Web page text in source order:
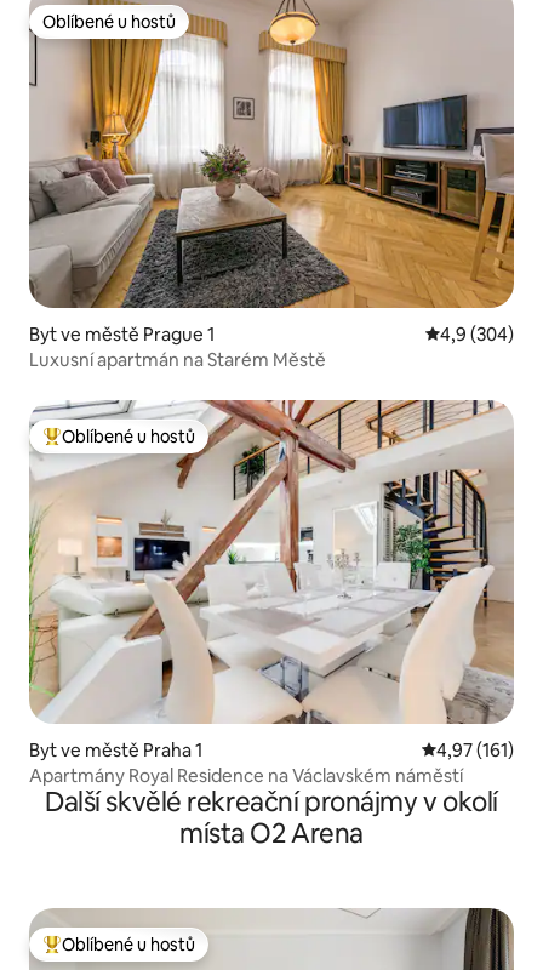
Oblíbené u hostů
Oblíbené u hostů
Byt ve městě Prague 1 Průměrné
4,9 (304)
Luxusní apartmán na Starém Městě
Nejlepší v kategorii Oblíbené u hostů
Oblíbené u hostů
Byt ve městě Praha 1 Průměrné
4,97 (161)
Apartmány Royal Residence na Václavském náměstí
Další skvělé rekreační pronájmy v okolí
místa O2 Arena
Nejlepší v kategorii Oblíbené u hostů
Oblíbené u hostů